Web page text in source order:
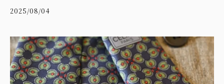
2025/08/04